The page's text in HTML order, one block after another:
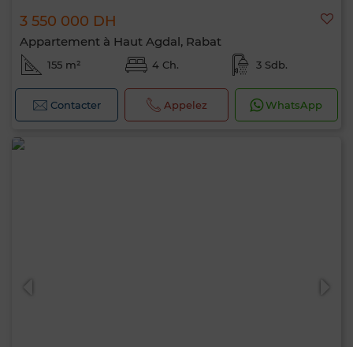
3 550 000 DH
Appartement à Haut Agdal, Rabat
155 m² 4 Ch. 3 Sdb.
Contacter Appelez WhatsApp